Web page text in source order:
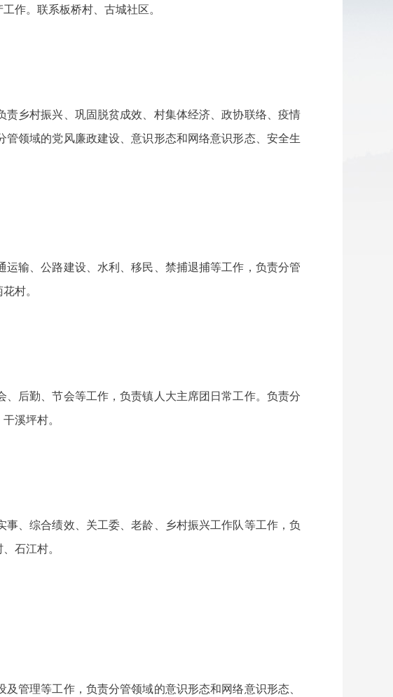
作。联系板桥村、古城社区。
乡村振兴、巩固脱贫成效、村集体经济、政协联络、疫情
领域的党风廉政建设、意识形态和网络意识形态、安全生
输、公路建设、水利、移民、禁捕退捕等工作，负责分管
村。
后勤、节会等工作，负责镇人大主席团日常工作。负责分
溪坪村。
、综合绩效、关工委、老龄、乡村振兴工作队等工作，负
石江村。
管理等工作，负责分管领域的意识形态和网络意识形态、